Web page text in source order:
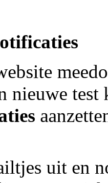
nieuwe
uit en